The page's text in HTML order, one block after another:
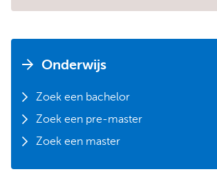
Onderwijs
Zoek een bachelor
Zoek een pre-master
Zoek een master